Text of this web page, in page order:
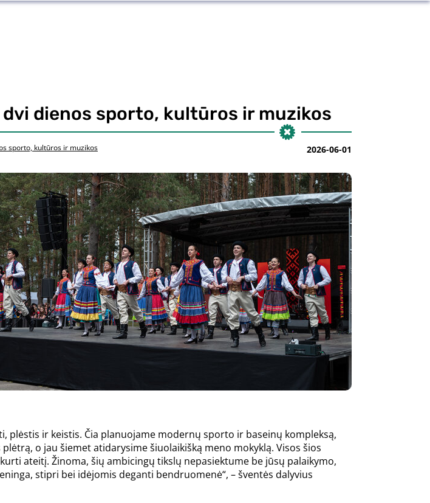
dienos sporto, kultūros ir muzikos
sporto, kultūros ir muzikos 2026-06-01
plėstis ir keistis. Čia planuojame modernų sporto ir baseinų kompleksą,
o jau šiemet atidarysime šiuolaikišką meno mokyklą. Visos šios
ateitį. Žinoma, šių ambicingų tikslų nepasiektume be jūsų palaikymo,
stipri bei idėjomis deganti bendruomenė“, – šventės dalyvius